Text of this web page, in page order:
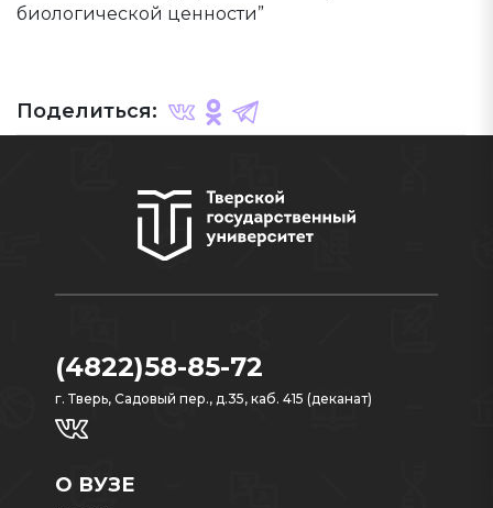
биологической ценности”
Поделиться:
(4822)58-85-72
г. Тверь, Садовый пер., д.35, каб. 415 (деканат)
О ВУЗЕ